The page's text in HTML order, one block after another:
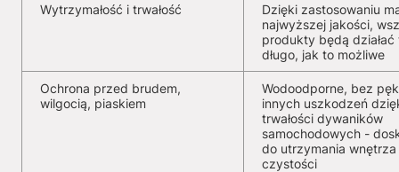
Wytrzymałość i trwałość
Dzięki zastosowaniu
najwyższej jakości,
produkty będą działać
długo, jak to możliwe
Ochrona przed brudem,
wilgocią, piaskiem
Wodoodporne, bez
innych uszkodzeń
trwałości dywaników
samochodowych -
do utrzymania wnętrza
czystości